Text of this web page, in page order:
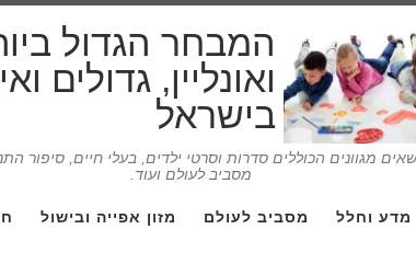
המבחר הגדול
ואונליין, גדולים
בישראל
מגוונים הכוללים סדרות וסרטי ילדים, בעלי חיים, סיפור
מסביב לעולם ועוד.
מדע וחלל מסביב לעולם מזון אפייה ובישול